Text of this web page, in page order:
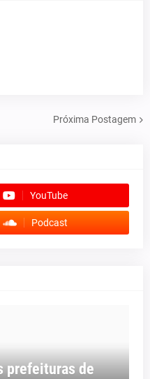
Próxima Postagem
YouTube
Podcast
prefeituras de